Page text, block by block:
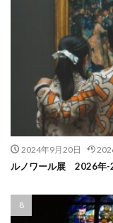
2024年9月20日
ルノワール展 2026年-